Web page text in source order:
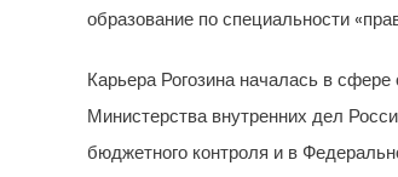
образование по специальности
Карьера Рогозина началась в
Министерства внутренних дел
бюджетного контроля и в